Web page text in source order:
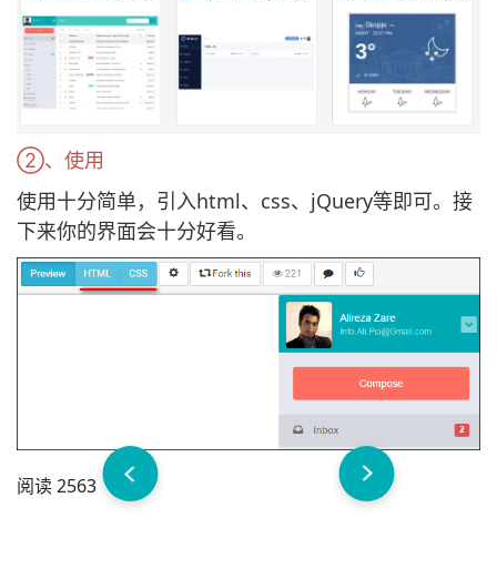
②、使用
使用十分简单，引入html、css、jQuery等即可。接
下来你的界面会十分好看。
阅读 2563